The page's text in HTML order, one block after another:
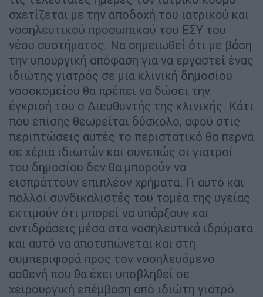
σχετίζεται με την αποδοχή του ιατρικού και
νοσηλευτικού προσωπικού του ΕΣΥ του
νέου συστήματος. Να σημειωθεί ότι με βάση
την υπουργική απόφαση για να εργαστεί ένας
ιδιώτης γιατρός σε μια κλινική δημοσίου
νοσοκομείου θα πρέπει να δώσει την
έγκρισή του ο Διευθυντής της κλινικής. Κάτι
που επίσης θεωρείται δύσκολο, αφού στις
περιπτώσεις αυτές το περιστατικό θα περνά
σε χέρια ιδιωτών και συνεπώς οι γιατροί
του δημοσίου δεν θα μπορούν να
εισπράττουν επιπλέον χρήματα. Γι αυτό και
πολλοί συνδικαλιστές του τομέα της υγείας
εκτιμούν ότι μπορεί να υπάρξουν και
αντιδράσεις μέσα στα νοσηλευτικά ιδρύματα
και αυτό να αποτυπώνεται και στη
συμπεριφορά προς τον νοσηλευόμενο
ασθενή που θα έχει υποβληθεί σε
χειρουργική επέμβαση από ιδιώτη γιατρό.